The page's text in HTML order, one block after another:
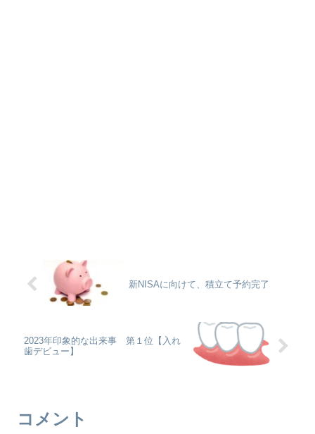
新NISAに向けて、積立て予約完了
2023年印象的な出来事 第１位【入れ
歯デビュー】
コメント